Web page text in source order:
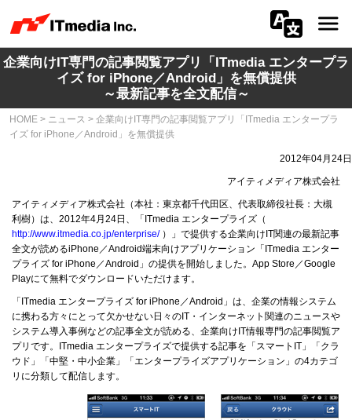
会社情報
IR
プライバシー
採用
メディア一覧
広告サービス
企業向けIT専門の記事閲覧アプリ「ITmedia エンタープラ
イズ for iPhone／Android」を無償提供
～最新記事を全文配信～
HOME > ニュース > 企業向けIT専門の記事閲覧アプリ「ITmedia エンタープラ
イズ for iPhone／Android」を無償提供
2012年04月24日
アイティメディア株式会社
アイティメディア株式会社（本社：東京都千代田区、代表取締役社長：大槻
利樹）は、2012年4月24日、「ITmedia エンタープライズ（
http://www.itmedia.co.jp/enterprise/）」で提供する企業向けIT関連の最新記事
全文が読めるiPhone／Android端末向けアプリケーション「ITmedia エンター
プライズ for iPhone／Android」の提供を開始しました。App Store／Google
Playにて無料でダウンロードいただけます。
「ITmedia エンタープライズ for iPhone／Android」は、企業の情報システム
に携わる方々にとって欠かせない日々のIT・インターネット関連のニュースや
システム導入事例などの記事全文が読める、企業向けIT情報専門の記事閲覧ア
プリです。ITmedia エンタープライズで提供する記事を「スマートIT」「クラ
ウド」「中堅・中小企業」「エンタープライズアプリケーション」の4カテゴ
リに分類して配信します。